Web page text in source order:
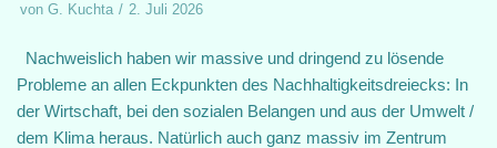
von G. Kuchta 2. Juli 2026
Nachweislich haben wir massive und dringend zu lösende
Probleme an allen Eckpunkten des Nachhaltigkeitsdreiecks: In
der Wirtschaft, bei den sozialen Belangen und aus der Umwelt /
dem Klima heraus. Natürlich auch ganz massiv im Zentrum